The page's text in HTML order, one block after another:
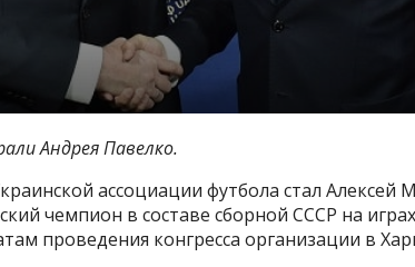
Андрея Павелко.
ассоциации футбола стал Алексей
чемпион в составе сборной СССР на
проведения конгресса организации в